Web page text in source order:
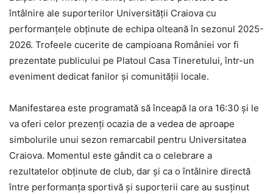
întâlnire ale suporterilor Universității Craiova cu
performanțele obținute de echipa olteană în sezonul 2025-
2026. Trofeele cucerite de campioana României vor fi
prezentate publicului pe Platoul Casa Tineretului, într-un
eveniment dedicat fanilor și comunității locale.
Manifestarea este programată să înceapă la ora 16:30 și le
va oferi celor prezenți ocazia de a vedea de aproape
simbolurile unui sezon remarcabil pentru Universitatea
Craiova. Momentul este gândit ca o celebrare a
rezultatelor obținute de club, dar și ca o întâlnire directă
între performanța sportivă și suporterii care au susținut